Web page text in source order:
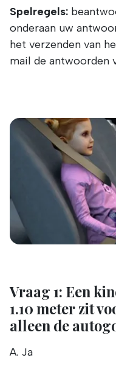
Spelregels:
onderaan uw
het verzenden van
mail de antwoorden
Vraag 1: Een
1.10 meter zit
alleen de
A. Ja